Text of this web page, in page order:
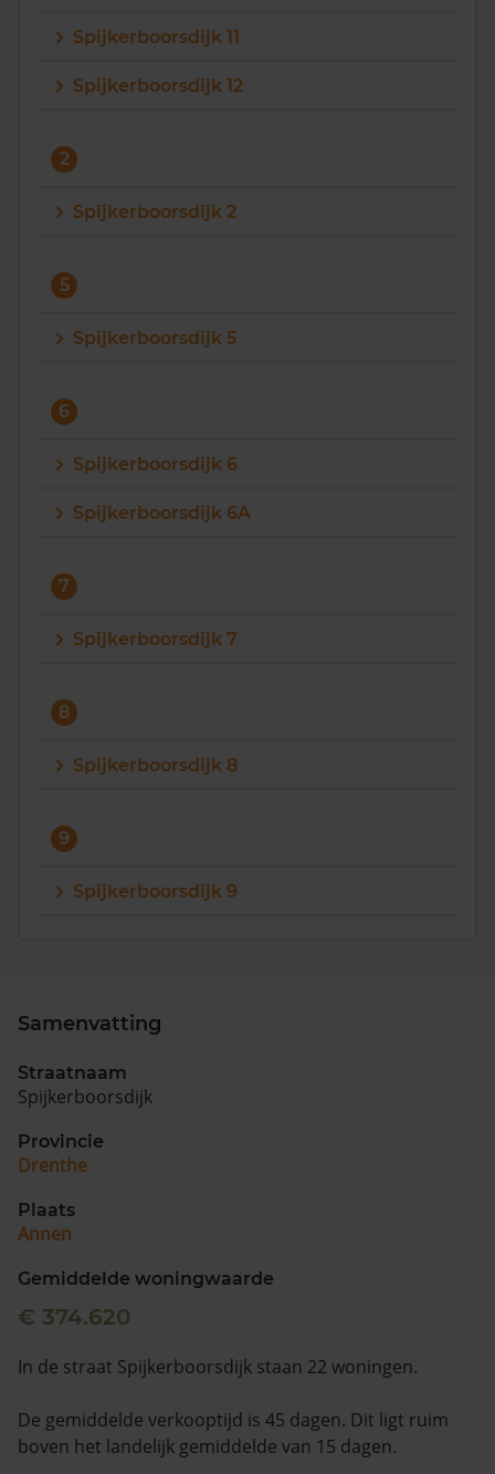
Spijkerboorsdijk 11
Spijkerboorsdijk 12
2
Spijkerboorsdijk 2
5
Spijkerboorsdijk 5
6
Spijkerboorsdijk 6
Spijkerboorsdijk 6A
7
Spijkerboorsdijk 7
8
Spijkerboorsdijk 8
9
Spijkerboorsdijk 9
Samenvatting
Straatnaam
Spijkerboorsdijk
Provincie
Drenthe
Plaats
Annen
Gemiddelde woningwaarde
€ 374.620
In de straat Spijkerboorsdijk staan 22 woningen.
De gemiddelde verkooptijd is 45 dagen. Dit ligt ruim
boven het landelijk gemiddelde van 15 dagen.